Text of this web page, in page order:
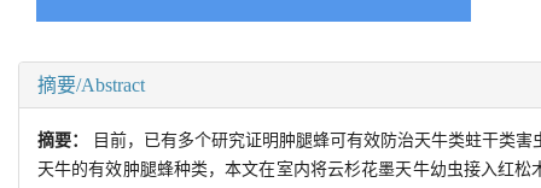
摘要/Abstract
摘要：
目前，已有多个研究证明肿腿蜂可有效防治天牛类蛀干类
天牛的有效肿腿蜂种类，本文在室内将云杉花墨天牛幼虫接入红